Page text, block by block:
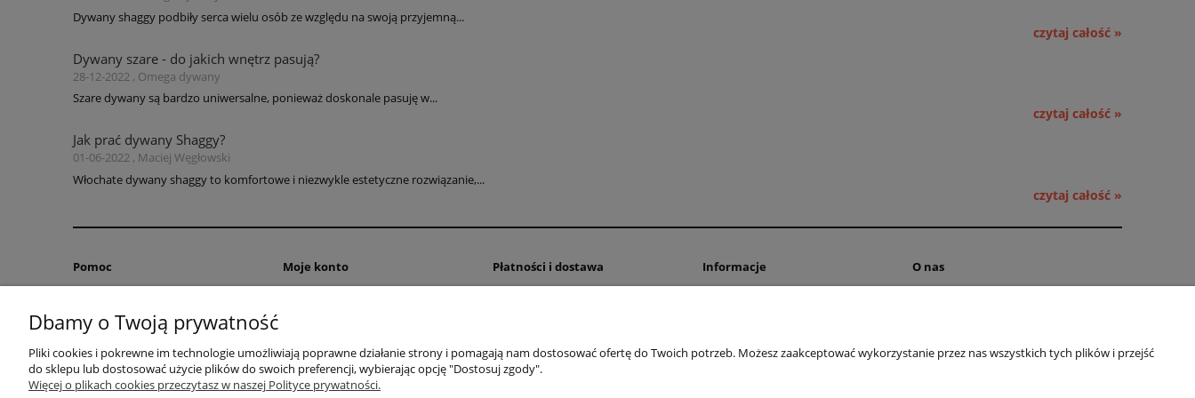
Dywany shaggy podbiły serca wielu osób ze względu na swoją przyjemną...
czytaj całość »
Dywany szare - do jakich wnętrz pasują?
28-12-2022 , Omega dywany
Szare dywany są bardzo uniwersalne, ponieważ doskonale pasuję w...
czytaj całość »
Jak prać dywany Shaggy?
01-06-2022 , Maciej Węgłowski
Włochate dywany shaggy to komfortowe i niezwykle estetyczne rozwiązanie,...
czytaj całość »
Pomoc
Pytania i odpowiedzi
Regulamin
Moje konto
Przechowalnia
Płatności i dostawa
Czas realizacji zamówienia
Informacje O nas
Dbamy o Twoją prywatność
Pliki cookies i pokrewne im technologie umożliwiają poprawne działanie strony i pomagają nam dostosować ofertę do Twoich potrzeb. Możesz zaakceptować wykorzystanie przez nas wszystkich tych plików i przejść
do sklepu lub dostosować użycie plików do swoich preferencji, wybierając opcję "Dostosuj zgody".
Więcej o plikach cookies przeczytasz w naszej Polityce prywatności.